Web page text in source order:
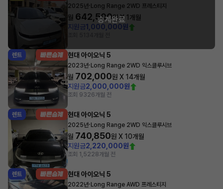
2025년· Long Range 2WD 프레스티지
월 642,500원 X 1 개월
지원금1,000,000원
승계완료
렌트 현대 아이오닉 5
2023년· Long Range 2WD 익스클루시브
월 702,000원 X 14개월
지원금2,000,000원
조회 9326개월 전
렌트 현대 아이오닉 5
2025년· Long Range 2WD 익스클루시브
월 740,850원 X 10개월
지원금2,220,000원
조회 1,5228개월 전
렌트 현대 아이오닉 5
2022년· Long Range AWD 프레스티지